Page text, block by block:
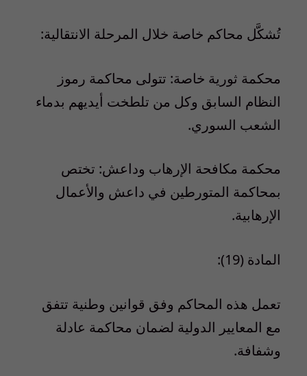
تُشكَّل محاكم خاصة خلال المرحلة الانتقالية:
محكمة ثورية خاصة: تتولى محاكمة رموز
النظام السابق وكل من تلطخت أيديهم بدماء
الشعب السوري.
محكمة مكافحة الإرهاب وداعش: تختص
بمحاكمة المتورطين في داعش والأعمال
الإرهابية.
المادة (19):
تعمل هذه المحاكم وفق قوانين وطنية تتفق
مع المعايير الدولية لضمان محاكمة عادلة
وشفافة.